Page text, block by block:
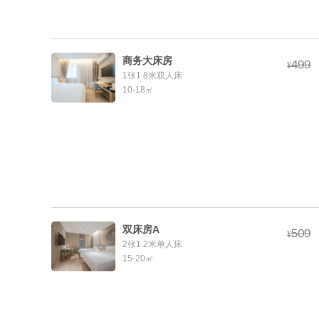
商务大床房
1张1.8米双人床
10-18㎡
¥
双床房A
2张1.2米单人床
15-20㎡
¥